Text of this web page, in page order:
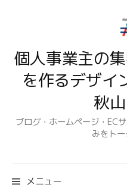
ン
キ
個人事業主の
を作るデザイ
秋
ブログ・ホームページ・EC
みをト
メニュー